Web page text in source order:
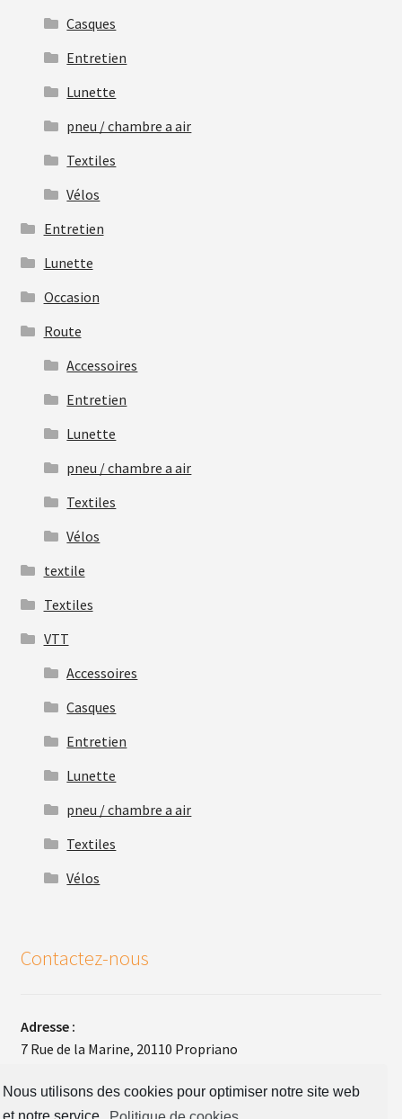
Nous utilisons des cookies pour optimiser notre site web
Casques
Entretien
Lunette
pneu / chambre a air
Textiles
Vélos
Entretien
Lunette
Occasion
Route
Accessoires
Entretien
Lunette
pneu / chambre a air
Textiles
Vélos
textile
Textiles
VTT
Accessoires
Casques
Entretien
Lunette
pneu / chambre a air
Textiles
Vélos
Contactez-nous
Adresse :
7 Rue de la Marine, 20110 Propriano
+33(0)4 95 26 48 30